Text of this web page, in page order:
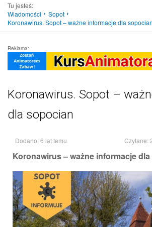
Tu jesteś:
Wiadomości
Sopot
Koronawirus. Sopot – ważne informacje dla sopocian
Reklama:
Koronawirus. Sopot –
dla sopocian
Dodano: 6 lat temu Czytane:
Koronawirus – ważne informacje